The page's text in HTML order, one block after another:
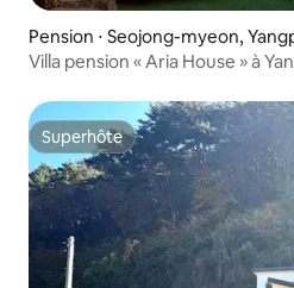
Pension ⋅ Seojong-myeon,
Villa pension « Aria House » à
Superhôte
Superhôte